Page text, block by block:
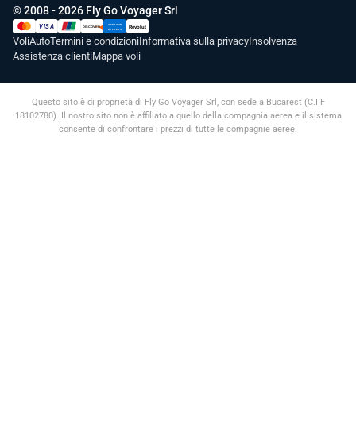
© 2008 - 2026 Fly Go Voyager Srl
VISA UnionPay
DISCOVER
AMERICAN
EXPRESS
Revolut
VoliAutoTermini e condizioniInformativa sulla privacyInsolvenza
Assistenza clientiMappa voli
Questo sito è di proprietà di Fly Go Voyager Srl, con sede a Bucarest (C.I.F
18102780). Il nostro sito non è affiliato a quello della compagnia aerea e il sistema
consente di confrontare i prezzi di tutte le compagnie aeree.